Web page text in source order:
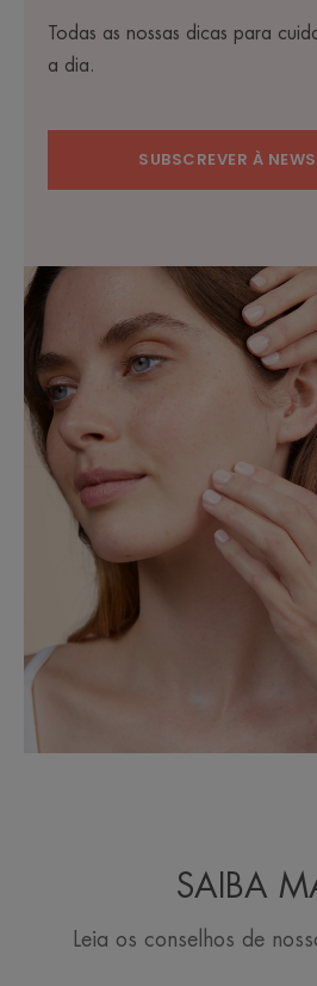
Todas as nossas dicas para
a dia.
SUBSCREVER À
SAIBA
Leia os conselhos de